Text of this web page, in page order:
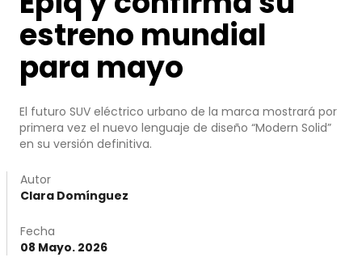
estreno mundial
para mayo
El futuro SUV eléctrico urbano de la marca mostrará por
primera vez el nuevo lenguaje de diseño “Modern Solid”
en su versión definitiva.
Autor
Clara Domínguez
Fecha
08 Mayo. 2026